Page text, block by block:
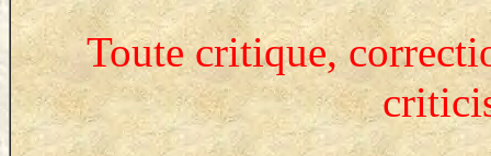
Toute critique,